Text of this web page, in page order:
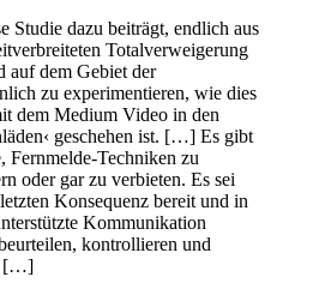
Studie dazu beiträgt, endlich aus
Totalverweigerung
auf dem Gebiet der
zu experimentieren, wie dies
dem Medium Video in den
geschehen ist. […] Es gibt
Fernmelde-Techniken zu
oder gar zu verbieten. Es sei
Konsequenz bereit und in
Kommunikation
kontrollieren und
[…]